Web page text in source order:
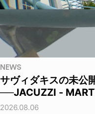
NEWS
サヴィダキスの未公
──JACUZZI -
2026.08.06